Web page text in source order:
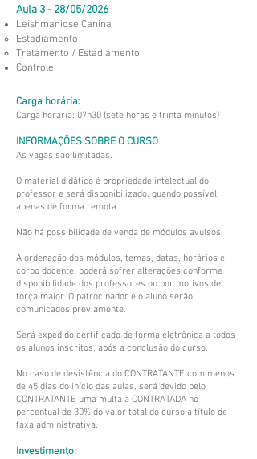
Aula 3 - 28/05/2026
Leishmaniose Canina
Estadiamento
Tratamento / Estadiamento
Controle
Carga horária:
Carga horária: 07h30 (sete horas e trinta minutos)
INFORMAÇÕES SOBRE O CURSO
As vagas são limitadas.
O material didático é propriedade intelectual do
professor e será disponibilizado, quando possível,
apenas de forma remota.
Não há possibilidade de venda de módulos avulsos.
A ordenação dos módulos, temas, datas, horários e
corpo docente, poderá sofrer alterações conforme
disponibilidade dos professores ou por motivos de
força maior. O patrocinador e o aluno serão
comunicados previamente.
Será expedido certificado de forma eletrônica a todos
os alunos inscritos, após a conclusão do curso.
No caso de desistência do CONTRATANTE com menos
de 45 dias do início das aulas, será devido pelo
CONTRATANTE uma multa à CONTRATADA no
percentual de 30% do valor total do curso a título de
taxa administrativa.
Investimento: